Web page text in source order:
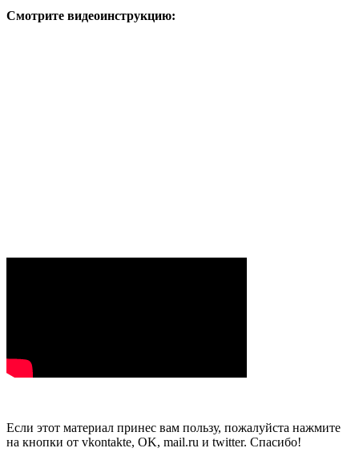
Смотрите видеоинструкцию:
Если этот материал принес вам пользу, пожалуйста нажмите
на кнопки от vkontakte, OK, mail.ru и twitter. Спасибо!